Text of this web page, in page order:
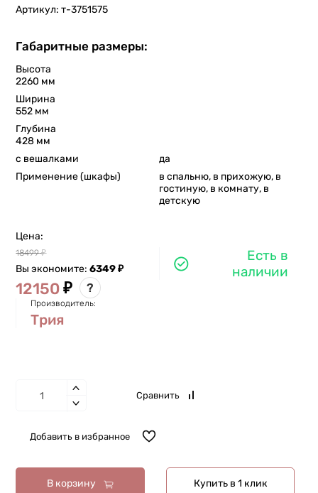
Артикул: т-3751575
Габаритные размеры:
Высота
2260 мм
Ширина
552 мм
Глубина
428 мм
с вешалками
да
Применение (шкафы)
в спальню, в прихожую, в
гостиную, в комнату, в
детскую
Цена:
18499 ₽
Вы экономите:6349₽
12150₽ ?
Есть в
наличии
Производитель:
Трия
В корзину Купить в 1 клик
Сравнить
Добавить в избранное